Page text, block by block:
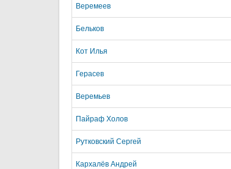
Веремеев
Бельков
Кот Илья
Герасев
Веремьев
Пайраф Холов
Рутковский Сергей
Кархалёв Андрей